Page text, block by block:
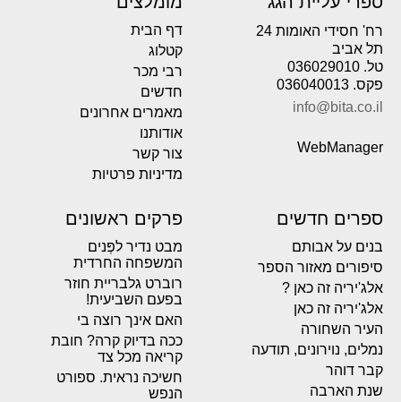
רח' חסידי האומות 24
תל אביב
טל. 036029010
פקס. 036040013
info@bita.co.il
WebManager
דף הבית
קטלוג
רבי מכר
חדשים
מאמרים אחרונים
אודותנו
צור קשר
מדיניות פרטיות
ספרים חדשים
בנים על אבותם
סיפורים מאזור הספר
אלג'יריה זה כאן ?
אלג'יריה זה כאן
העיר השחורה
נמלים, נוירונים, תודעה
קבר דוהר
שנת הארבה
פרקים ראשונים
מבט נדיר לפְּנים
המשפחה החרדית
רוברט גלבריית חוזר
בפעם השביעית!
האם אינך רוצה בי
ככה בדיוק קרה? חובת
קריאה מכל צד
חשיכה נראית. ספורט
הנפש